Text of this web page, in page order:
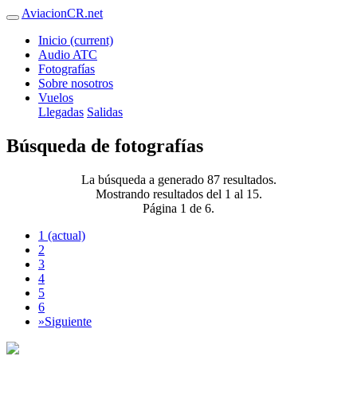
AviacionCR.net
Inicio (current)
Audio ATC
Fotografías
Sobre nosotros
Vuelos
Llegadas Salidas
Búsqueda de fotografías
La búsqueda a generado 87 resultados.
Mostrando resultados del 1 al 15.
Página 1 de 6.
1 (actual)
2
3
4
5
6
»Siguiente